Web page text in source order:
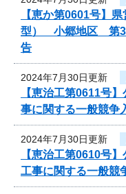
【恵か第0601号】
型） 小郷地区 第3
告
2024年7月30日更新
【恵治工第0611号
事に関する一般競争
2024年7月30日更新
【恵治工第0610号
工事に関する一般競